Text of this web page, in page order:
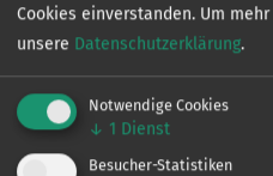
Cookies einverstanden. Um
unsere Datenschutzerklärung.
Notwendige Cookies
↓ 1 Dienst
Besucher-Statistiken